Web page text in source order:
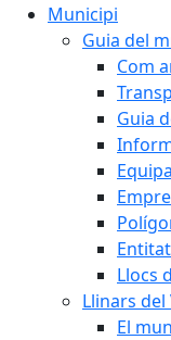
Municipi
Guia del
Com
Guia
Llocs
Llinars del
El